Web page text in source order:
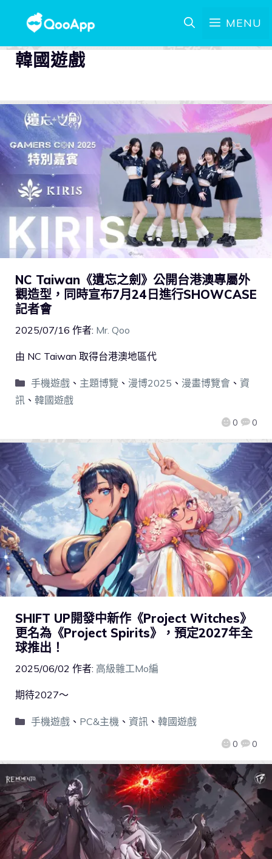
MENU
韓國遊戲
NC Taiwan《遺忘之劍》公開台港澳專屬外
觀造型，同時宣布7月24日進行SHOWCASE
記者會
2025/07/16 作者: Mr. Qoo
0 0
由 NC Taiwan 取得台港澳地區代
手機遊戲、 主題博覽 、 漫博2025 、 漫畫博覽會、 資
訊 、 韓國遊戲
SHIFT UP開發中新作《Project Witches》
更名為《Project Spirits》，預定2027年全
球推出！
2025/06/02 作者: 高級雜工Mo編
0 0
期待2027～
手機遊戲、 PC&主機、 資訊、 韓國遊戲